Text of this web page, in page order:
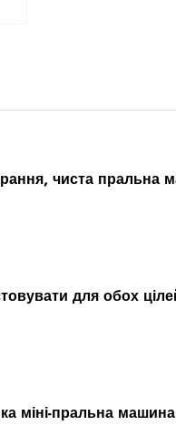
чиста пральна
для обох
пральна машина